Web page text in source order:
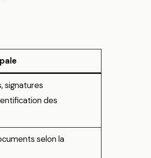
signatures
des
selon la